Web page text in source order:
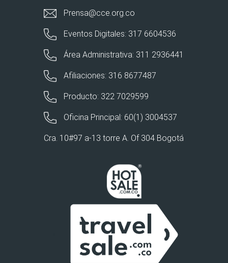
Prensa@cce.org.co
Eventos Digitales: 317 6604536
Área Administrativa: 311 2936441
Afiliaciones: 316 8677487
Producto: 322 7029599
Oficina Principal: 60(1) 3004537
Cra. 10#97 a-13 torre A. Of 304 Bogotá